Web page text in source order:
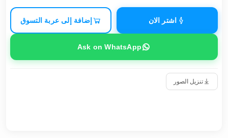
اشتر الان إضافة إلى عربة التسوق
Ask on WhatsApp
تنزيل الصور